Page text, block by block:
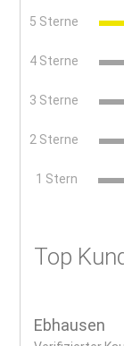
5 Sterne
4 Sterne
3 Sterne
2 Sterne
1 Stern
Top
Ebhausen